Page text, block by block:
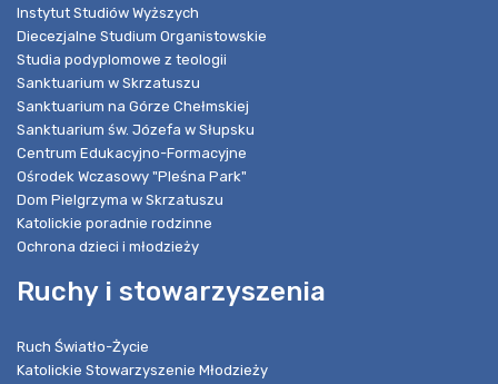
Instytut Studiów Wyższych
Diecezjalne Studium Organistowskie
Studia podyplomowe z teologii
Sanktuarium w Skrzatuszu
Sanktuarium na Górze Chełmskiej
Sanktuarium św. Józefa w Słupsku
Centrum Edukacyjno-Formacyjne
Ośrodek Wczasowy "Pleśna Park"
Dom Pielgrzyma w Skrzatuszu
Katolickie poradnie rodzinne
Ochrona dzieci i młodzieży
Ruchy i stowarzyszenia
Ruch Światło-Życie
Katolickie Stowarzyszenie Młodzieży